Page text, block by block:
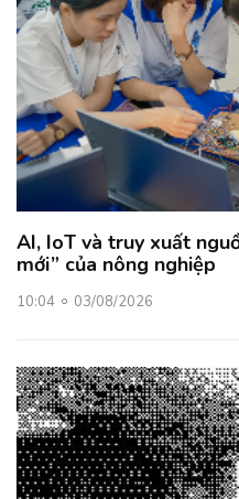
AI, IoT và truy xuất
mới” của nông nghiệp
10:04 03/08/2026